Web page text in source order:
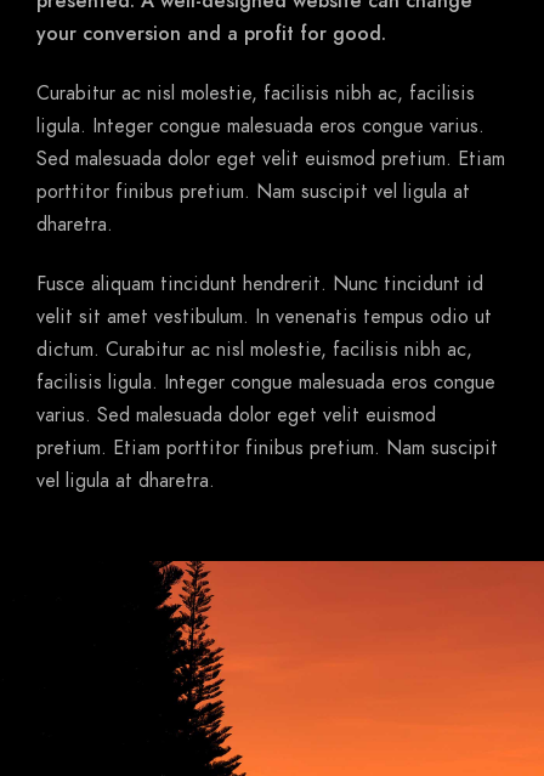
your conversion and a profit for good.
Curabitur ac nisl molestie, facilisis nibh ac, facilisis
ligula. Integer congue malesuada eros congue varius.
Sed malesuada dolor eget velit euismod pretium. Etiam
porttitor finibus pretium. Nam suscipit vel ligula at
dharetra.
Fusce aliquam tincidunt hendrerit. Nunc tincidunt id
velit sit amet vestibulum. In venenatis tempus odio ut
dictum. Curabitur ac nisl molestie, facilisis nibh ac,
facilisis ligula. Integer congue malesuada eros congue
varius. Sed malesuada dolor eget velit euismod
pretium. Etiam porttitor finibus pretium. Nam suscipit
vel ligula at dharetra.